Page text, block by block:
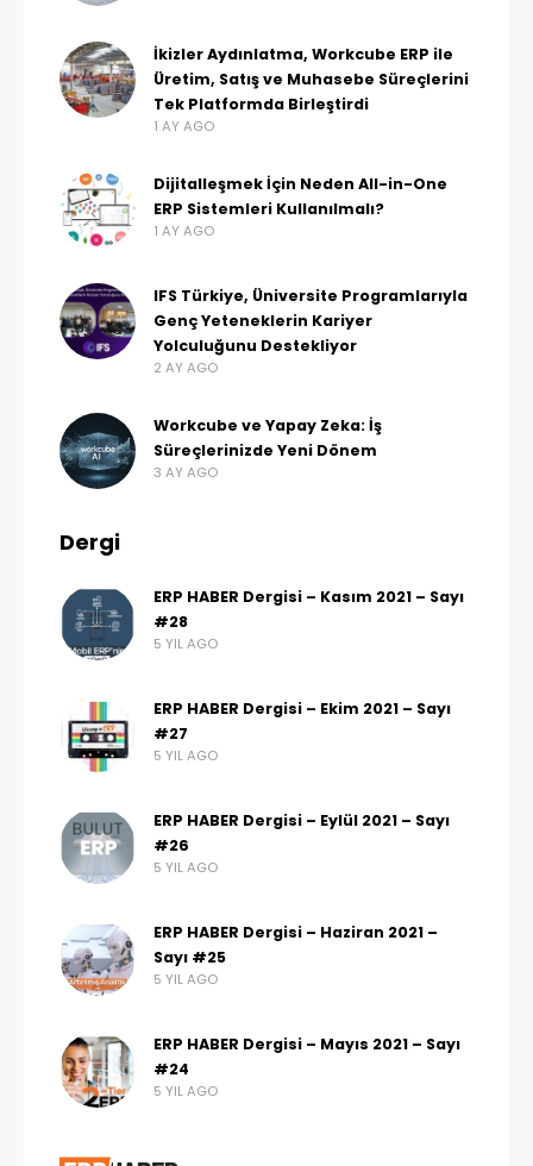
İkizler Aydınlatma, Workcube ERP ile
Üretim, Satış ve Muhasebe Süreçlerini
Tek Platformda Birleştirdi
1 AY AGO
Dijitalleşmek İçin Neden All-in-One
ERP Sistemleri Kullanılmalı?
1 AY AGO
IFS Türkiye, Üniversite Programlarıyla
Genç Yeteneklerin Kariyer
Yolculuğunu Destekliyor
2 AY AGO
Workcube ve Yapay Zeka: İş
Süreçlerinizde Yeni Dönem
3 AY AGO
Dergi
ERP HABER Dergisi – Kasım 2021 – Sayı
#28
5 YIL AGO
ERP HABER Dergisi – Ekim 2021 – Sayı
#27
5 YIL AGO
ERP HABER Dergisi – Eylül 2021 – Sayı
#26
5 YIL AGO
ERP HABER Dergisi – Haziran 2021 –
Sayı #25
5 YIL AGO
ERP HABER Dergisi – Mayıs 2021 – Sayı
#24
5 YIL AGO